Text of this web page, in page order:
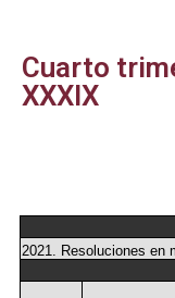
Cuarto
XXXIX